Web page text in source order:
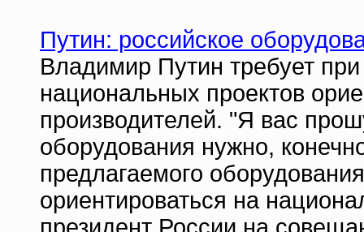
Путин: российское
Владимир Путин требует
национальных проектов
производителей. "Я вас
оборудования нужно,
предлагаемого
ориентироваться на